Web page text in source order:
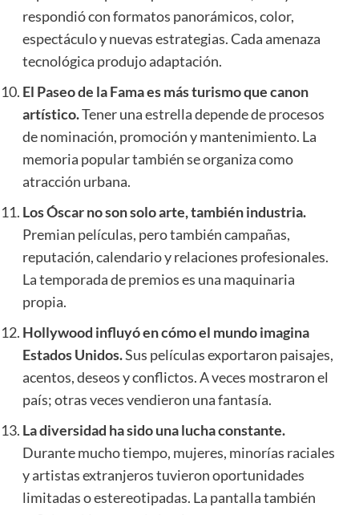
respondió con formatos panorámicos, color,
espectáculo y nuevas estrategias. Cada amenaza
tecnológica produjo adaptación.
El Paseo de la Fama es más turismo que canon
artístico.Tener una estrella depende de procesos
de nominación, promoción y mantenimiento. La
memoria popular también se organiza como
atracción urbana.
Los Óscar no son solo arte, también industria.
Premian películas, pero también campañas,
reputación, calendario y relaciones profesionales.
La temporada de premios es una maquinaria
propia.
Hollywood influyó en cómo el mundo imagina
Estados Unidos.Sus películas exportaron paisajes,
acentos, deseos y conflictos. A veces mostraron el
país; otras veces vendieron una fantasía.
La diversidad ha sido una lucha constante.
Durante mucho tiempo, mujeres, minorías raciales
y artistas extranjeros tuvieron oportunidades
limitadas o estereotipadas. La pantalla también